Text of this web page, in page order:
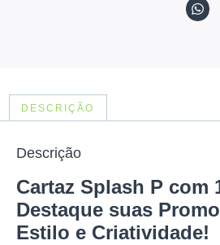
DESCRIÇÃO
Descrição
Cartaz Splash P com
Destaque suas
Estilo e Criatividade!